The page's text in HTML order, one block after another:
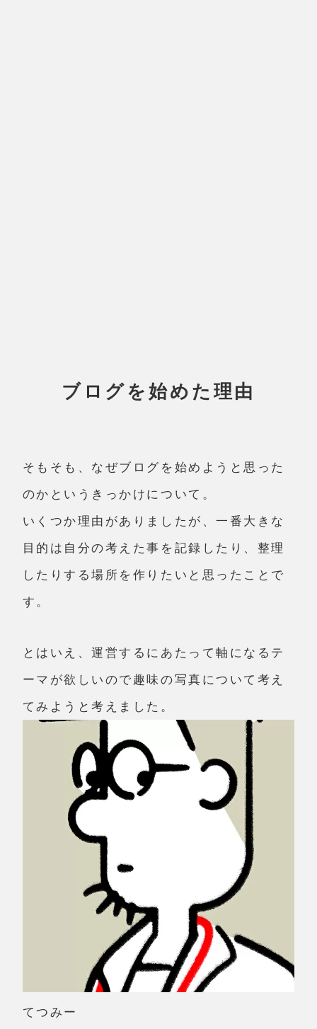
ブログを始めた理由
そもそも、なぜブログを始めようと思った
のかというきっかけについて。
いくつか理由がありましたが、一番大きな
目的は自分の考えた事を記録したり、整理
したりする場所を作りたいと思ったことで
す。
とはいえ、運営するにあたって軸になるテ
ーマが欲しいので趣味の写真について考え
てみようと考えました。
てつみー